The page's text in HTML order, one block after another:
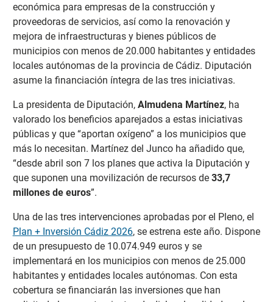
económica para empresas de la construcción y
proveedoras de servicios, así como la renovación y
mejora de infraestructuras y bienes públicos de
municipios con menos de 20.000 habitantes y entidades
locales autónomas de la provincia de Cádiz. Diputación
asume la financiación íntegra de las tres iniciativas.
La presidenta de Diputación, Almudena Martínez, ha
valorado los beneficios aparejados a estas iniciativas
públicas y que “aportan oxígeno” a los municipios que
más lo necesitan. Martínez del Junco ha añadido que,
“desde abril son 7 los planes que activa la Diputación y
que suponen una movilización de recursos de 33,7
millones de euros”.
Una de las tres intervenciones aprobadas por el Pleno, el
Plan + Inversión Cádiz 2026, se estrena este año. Dispone
de un presupuesto de 10.074.949 euros y se
implementará en los municipios con menos de 25.000
habitantes y entidades locales autónomas. Con esta
cobertura se financiarán las inversiones que han